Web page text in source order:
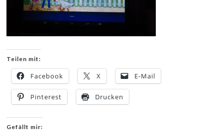
Teilen mit:
Facebook X E-Mail
Pinterest Drucken
Gefällt mir: